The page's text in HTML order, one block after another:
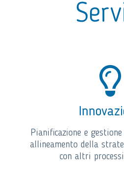
Pianificazione e
allineamento della
con altri